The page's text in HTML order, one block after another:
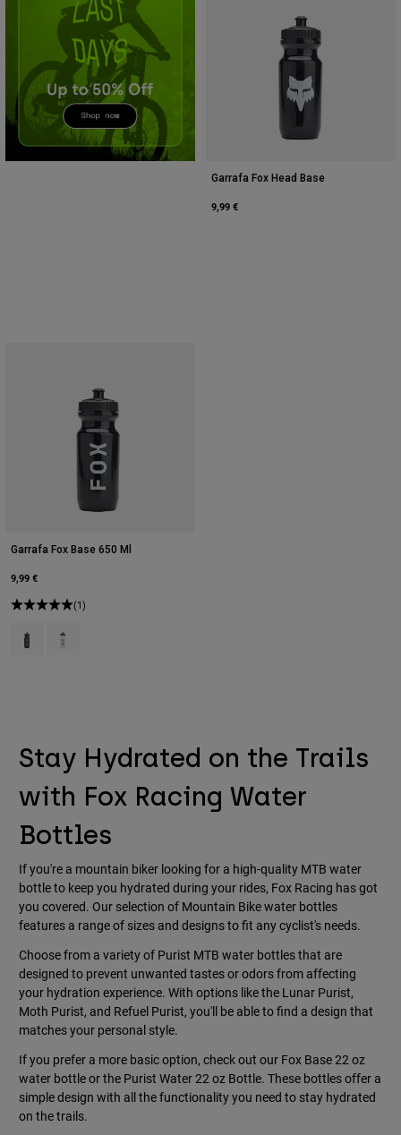
Accessories
All Accessories
Bags & Backpacks
Hats & Caps
Ver tudo
Garrafa Fox Head Base
9,99 €
Garrafa Fox Base 650 Ml
9,99 €
(1)
Product swatch type of Preto.
Product swatch type of Limpar.
Stay Hydrated on the Trails
with Fox Racing Water
Bottles
If you're a mountain biker looking for a high-quality MTB water
bottle to keep you hydrated during your rides, Fox Racing has got
you covered. Our selection of Mountain Bike water bottles
features a range of sizes and designs to fit any cyclist's needs.
Choose from a variety of Purist MTB water bottles that are
designed to prevent unwanted tastes or odors from affecting
your hydration experience. With options like the Lunar Purist,
Moth Purist, and Refuel Purist, you'll be able to find a design that
matches your personal style.
If you prefer a more basic option, check out our Fox Base 22 oz
water bottle or the Purist Water 22 oz Bottle. These bottles offer a
simple design with all the functionality you need to stay hydrated
on the trails.